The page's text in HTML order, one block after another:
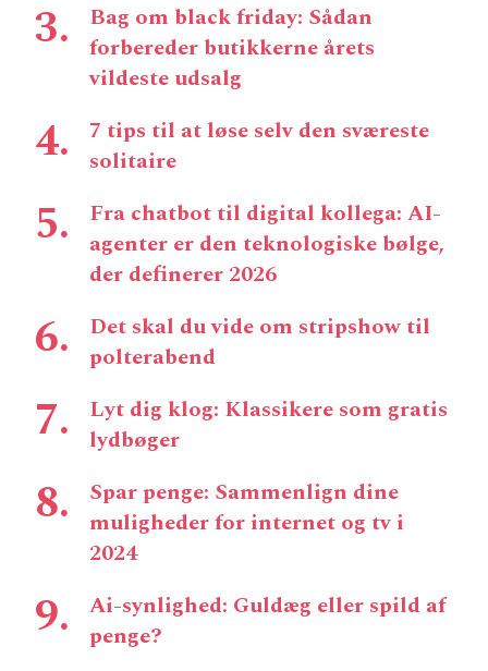
Bag om black friday: Sådan
forbereder butikkerne årets
vildeste udsalg
7 tips til at løse selv den sværeste
solitaire
Fra chatbot til digital kollega: AI-
agenter er den teknologiske bølge,
der definerer 2026
Det skal du vide om stripshow til
polterabend
Lyt dig klog: Klassikere som gratis
lydbøger
Spar penge: Sammenlign dine
muligheder for internet og tv i
2024
Ai-synlighed: Guldæg eller spild af
penge?